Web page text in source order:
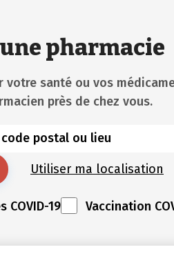
pharmacie
votre santé ou vos
près de chez vous.
Utiliser ma localisation
COVID-19 Vaccination